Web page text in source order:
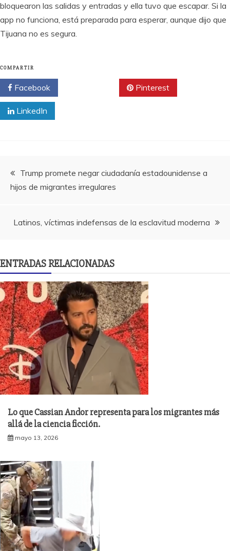
bloquearon las salidas y entradas y ella tuvo que escapar. Si la
app no funciona, está preparada para esperar, aunque dijo que
Tijuana no es segura.
COMPARTIR
Facebook Pinterest
LinkedIn
Navegación
de
entradas
Trump promete negar ciudadanía estadounidense a
hijos de migrantes irregulares
Latinos, víctimas indefensas de la esclavitud moderna
ENTRADAS RELACIONADAS
Lo que Cassian Andor representa para los migrantes más
allá de la ciencia ficción.
mayo 13, 2026